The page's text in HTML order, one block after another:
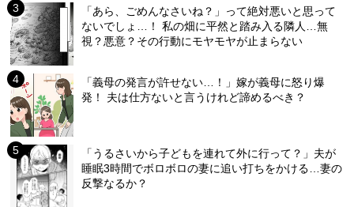
「あら、ごめんなさいね？」って絶対悪いと思って
ないでしょ…！ 私の畑に平然と踏み入る隣人…無
視？悪意？その行動にモヤモヤが止まらない
「義母の発言が許せない…！」嫁が義母に怒り爆
発！ 夫は仕方ないと言うけれど諦めるべき？
「うるさいから子どもを連れて外に行って？」夫が
睡眠3時間でボロボロの妻に追い打ちをかける…妻の
反撃なるか？